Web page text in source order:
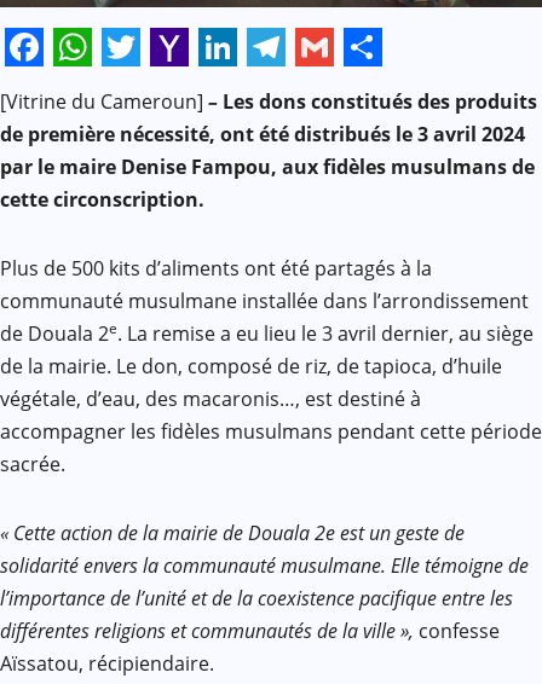
Facebook
WhatsApp
Twitter
Yahoo
Mail
LinkedIn
Telegram
GmailShare
[Vitrine du Cameroun] – Les dons constitués des produits
de première nécessité, ont été distribués le 3 avril 2024
par le maire Denise Fampou, aux fidèles musulmans de
cette circonscription.
Plus de 500 kits d’aliments ont été partagés à la
communauté musulmane installée dans l’arrondissement
de Douala 2e. La remise a eu lieu le 3 avril dernier, au siège
de la mairie. Le don, composé de riz, de tapioca, d’huile
végétale, d’eau, des macaronis…, est destiné à
accompagner les fidèles musulmans pendant cette période
sacrée.
« Cette action de la mairie de Douala 2e est un geste de
solidarité envers la communauté musulmane. Elle témoigne de
l’importance de l’unité et de la coexistence pacifique entre les
différentes religions et communautés de la ville », confesse
Aïssatou, récipiendaire.